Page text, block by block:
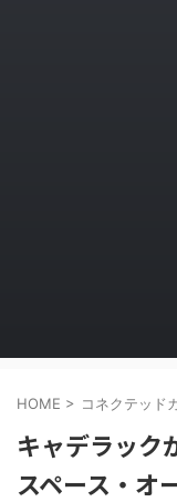
HOME > コネクテッド
キャデラック
スペース・オ